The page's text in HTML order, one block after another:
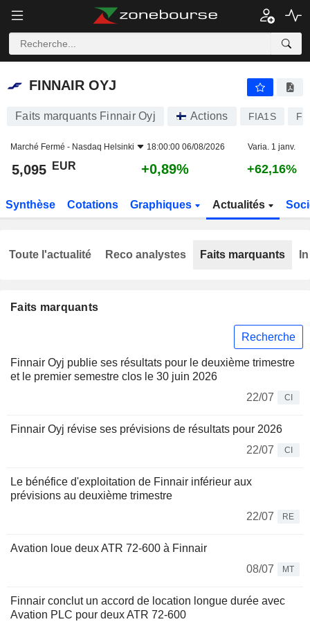
FINNAIR OYJ
FINNAIR OYJ
Faits marquants Finnair Oyj Actions FIA1S
Marché Fermé - Nasdaq Helsinki 18:00:00 06/08/2026 Varia. 1 janv.
5,095 EUR +0,89% +62,16%
Synthèse Cotations Graphiques Actualités
Faits marquants
Recherche
Finnair Oyj publie ses résultats pour le deuxième trimestre
et le premier semestre clos le 30 juin 2026
22/07
CI
Finnair Oyj révise ses prévisions de résultats pour 2026
22/07
CI
Le bénéfice d'exploitation de Finnair inférieur aux
prévisions au deuxième trimestre
22/07
RE
Avation loue deux ATR 72-600 à Finnair
08/07
MT
Finnair conclut un accord de location longue durée avec
Avation PLC pour deux ATR 72-600
Toute l'actualité Reco analystes Faits marquants